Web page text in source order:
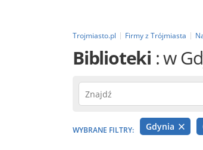
Trojmiasto.pl Firmy z Trójmiasta
Biblioteki : w
WYBRANE FILTRY: Gdynia